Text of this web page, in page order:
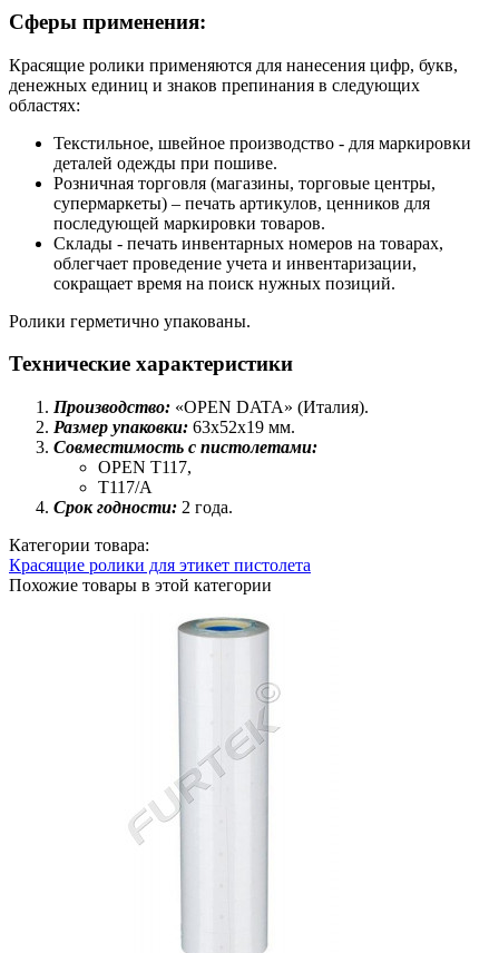
Сферы применения:
Красящие ролики применяются для нанесения цифр, букв,
денежных единиц и знаков препинания в следующих
областях:
Текстильное, швейное производство - для маркировки
деталей одежды при пошиве.
Розничная торговля (магазины, торговые центры,
супермаркеты) – печать артикулов, ценников для
последующей маркировки товаров.
Склады - печать инвентарных номеров на товарах,
облегчает проведение учета и инвентаризации,
сокращает время на поиск нужных позиций.
Ролики герметично упакованы.
Технические характеристики
Производство: «OPEN DATA» (Италия).
Размер упаковки: 63х52х19 мм.
Совместимость с пистолетами:
OPEN T117,
T117/A
Срок годности: 2 года.
Категории товара:
Красящие ролики для этикет пистолета
Похожие товары в этой категории